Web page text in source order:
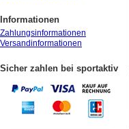
Informationen
Zahlungsinformationen
Versandinformationen
Sicher zahlen bei sportaktiv